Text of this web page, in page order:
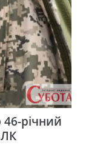
річний